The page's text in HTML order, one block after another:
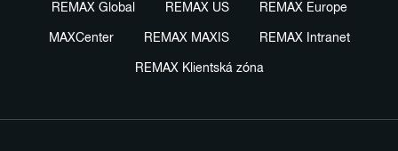
REMAX Global REMAX US REMAX Europe
MAXCenter REMAX MAXIS REMAX Intranet
REMAX Klientská zóna